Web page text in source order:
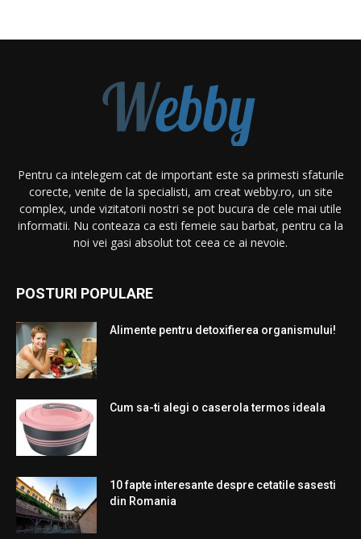
Pentru ca intelegem cat de important este sa primesti sfaturile
corecte, venite de la specialisti, am creat webby.ro, un site
complex, unde vizitatorii nostri se pot bucura de cele mai utile
informatii. Nu conteaza ca esti femeie sau barbat, pentru ca la
noi vei gasi absolut tot ceea ce ai nevoie.
POSTURI POPULARE
Alimente pentru detoxifierea organismului!
Cum sa-ti alegi o caserola termos ideala
10 fapte interesante despre cetatile sasesti
din Romania